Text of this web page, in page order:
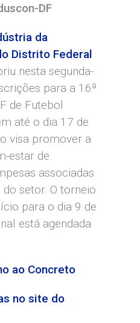
DF
da
Distrito Federal
nesta segunda-
para a 16ª
de Futebol
até o dia 17 de
visa promover a
estar de
associadas
setor. O torneio
para o dia 9 de
está agendada
ao Concreto
no site do